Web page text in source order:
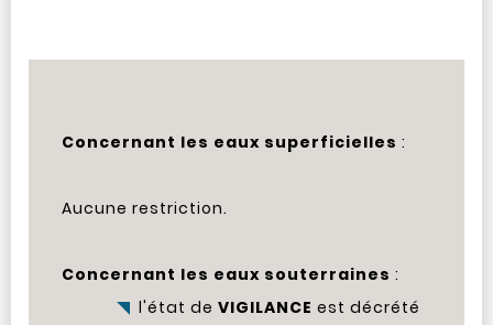
Concernant les eaux superficielles :
Aucune restriction.
Concernant les eaux souterraines :
l'état de VIGILANCE est décrété